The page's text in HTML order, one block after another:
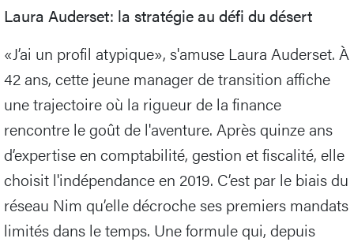
Laura Auderset: la stratégie au défi du désert
«J’ai un profil atypique», s'amuse Laura Auderset. À
42 ans, cette jeune manager de transition affiche
une trajectoire où la rigueur de la finance
rencontre le goût de l'aventure. Après quinze ans
d’expertise en comptabilité, gestion et fiscalité, elle
choisit l'indépendance en 2019. C’est par le biais du
réseau Nim qu’elle décroche ses premiers mandats
limités dans le temps. Une formule qui, depuis